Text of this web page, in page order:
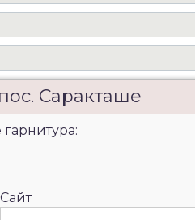
Саракташе
Сайт